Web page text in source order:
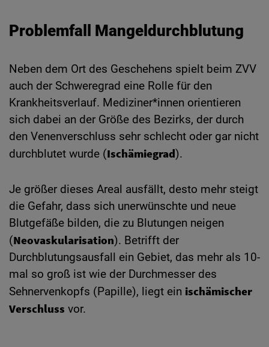
Problemfall Mangeldurchblutung
Neben dem Ort des Geschehens spielt beim ZVV
auch der Schweregrad eine Rolle für den
Krankheitsverlauf. Mediziner*innen orientieren
sich dabei an der Größe des Bezirks, der durch
den Venenverschluss sehr schlecht oder gar nicht
durchblutet wurde (Ischämiegrad).
Je größer dieses Areal ausfällt, desto mehr steigt
die Gefahr, dass sich unerwünschte und neue
Blutgefäße bilden, die zu Blutungen neigen
(Neovaskularisation). Betrifft der
Durchblutungsausfall ein Gebiet, das mehr als 10-
mal so groß ist wie der Durchmesser des
Sehnervenkopfs (Papille), liegt ein ischämischer
Verschluss vor.